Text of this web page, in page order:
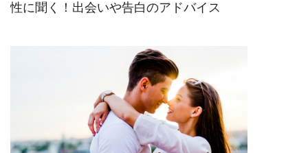
性に聞く！出会いや告白のアドバイス